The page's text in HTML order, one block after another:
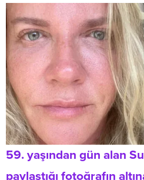
59. yaşından gün alan
paylaştığı fotoğrafın